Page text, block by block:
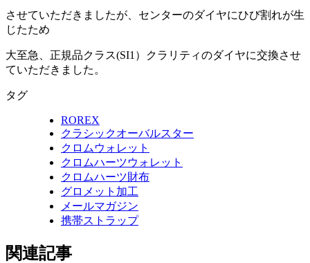
させていただきましたが、センターのダイヤにひび割れが生
じたため
大至急、正規品クラス(SI1）クラリティのダイヤに交換させ
ていただきました。
タグ
ROREX
クラシックオーバルスター
クロムウォレット
クロムハーツウォレット
クロムハーツ財布
グロメット加工
メールマガジン
携帯ストラップ
関連記事